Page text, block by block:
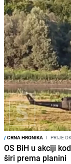
/CRNA HRONIKA I PRIJE
OS BiH u akciji
širi prema planini